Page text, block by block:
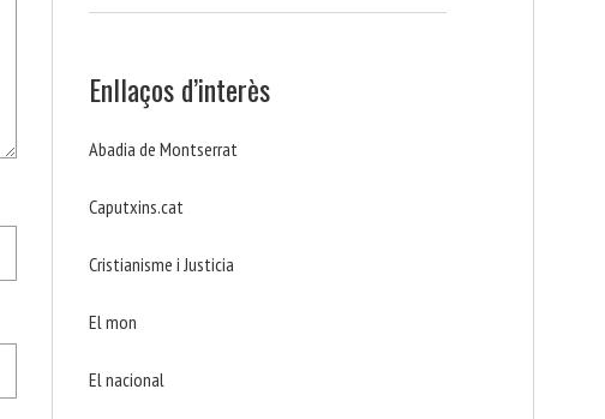
Enllaços d’interès
Abadia de Montserrat
Caputxins.cat
Cristianisme i Justicia
El mon
El nacional